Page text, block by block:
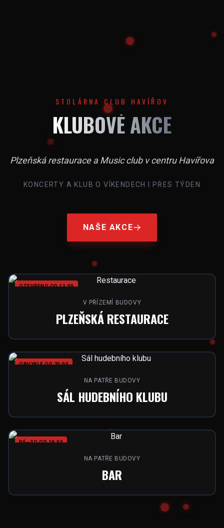
STOLÁRNA CLUB HAVÍŘOV
KLUBOVÉ AKCE
Plzeňská restaurace a Music club v centru Havířova
KONCERTY A KLUB O VÍKENDECH I PŘES TÝDEN
NAŠE AKCE
OTEVŘENO OD 11:00
V PŘÍZEMÍ BUDOVY
PLZEŇSKÁ RESTAURACE
OBVYKLE OD 20:00
NA PATŘE BUDOVY
SÁL HUDEBNÍHO KLUBU
PÁ–SO OD 19:00
NA PATŘE BUDOVY
BAR